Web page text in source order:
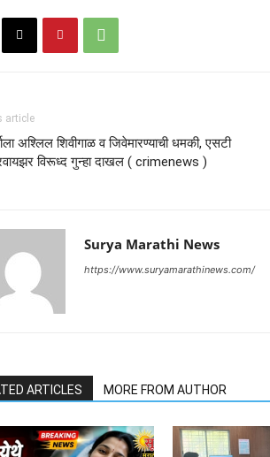
article
अश्लिल शिवीगाळ व जिवेमारण्याची धमकी, एसटी
विरूध्द गुन्हा दाखल ( crimenews )
Surya Marathi News
https://www.suryamarathinews.com/
ARTICLES MORE FROM AUTHOR